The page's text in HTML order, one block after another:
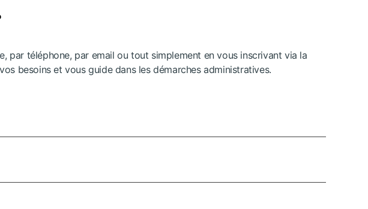
par téléphone, par email ou tout simplement en vous inscrivant via la
besoins et vous guide dans les démarches administratives.